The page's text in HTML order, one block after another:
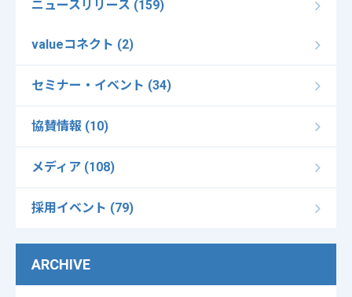
ニュースリリース (159)
valueコネクト (2)
セミナー・イベント (34)
協賛情報 (10)
メディア (108)
採用イベント (79)
ARCHIVE